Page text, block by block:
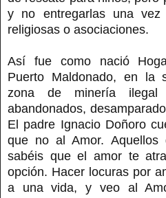
y no entregarlas una vez
religiosas o asociaciones.
Así fue como nació
Puerto Maldonado, en la
zona de minería ilegal
abandonados,
El padre Ignacio Doñoro
que no al Amor. Aquellos
sabéis que el amor te
opción. Hacer locuras por
a una vida, y veo al